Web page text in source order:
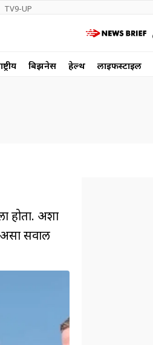
TV9-UP
बिझनेस हेल्थ लाईफस्टाईल
होता. अशा
असा सवाल